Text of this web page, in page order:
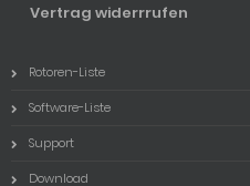
Vertrag widerrrufen
Rotoren-Liste
Software-Liste
Support
Download